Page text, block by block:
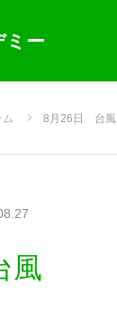
ミー
ム 8月26日 台風
風